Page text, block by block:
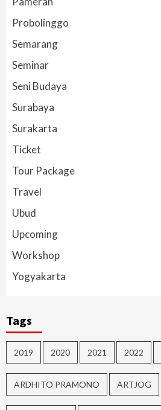
Probolinggo
Semarang
Seminar
Seni Budaya
Surabaya
Surakarta
Ticket
Tour Package
Travel
Ubud
Upcoming
Workshop
Yogyakarta
Tags
2019 2020 2021 2022
ARDHITO PRAMONO ARTJOG